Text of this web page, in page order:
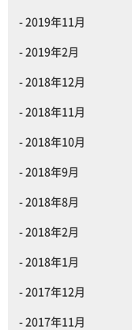
2019年11月
2019年2月
2018年12月
2018年11月
2018年10月
2018年9月
2018年8月
2018年2月
2018年1月
2017年12月
2017年11月